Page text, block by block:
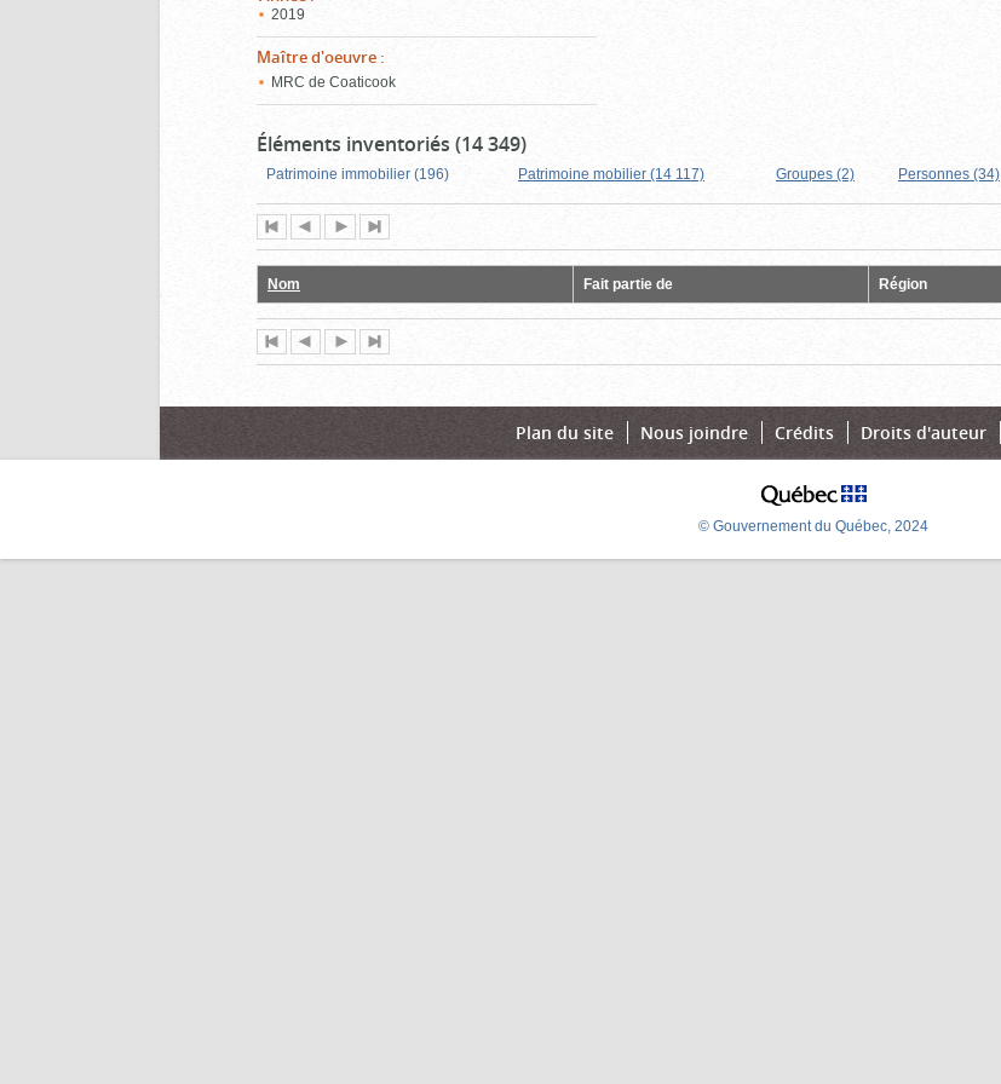
2019
Maître d'oeuvre :
MRC de Coaticook
Éléments inventoriés (14 349)
Patrimoine immobilier (196) Patrimoine mobilier (14 117) Groupes (2) Personnes (34)
Première
page
Page
précédente
suivante
page
Nom Fait partie de Région
Première
page
Page
précédente
suivante
page
Plan du site Nous joindre Crédits Droits d'auteur
© Gouvernement du Québec, 2024